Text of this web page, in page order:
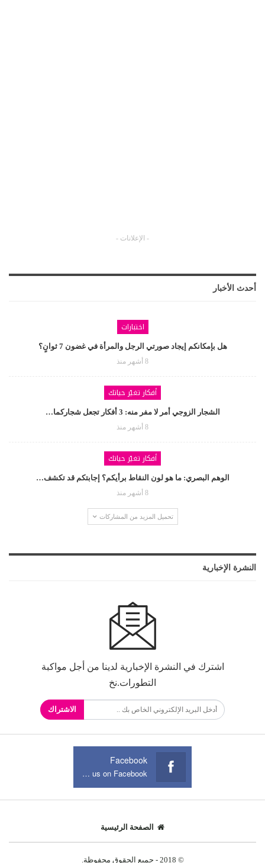
- الإعلانات -
أحدث الأخبار
اختبارات
هل بإمكانكم إيجاد صورتي الرجل والمرأة في غضون 7 ثوانٍ؟
8 أشهر منذ
أفكار تغيّر حياتك
الشجار الزوجي أمر لا مفر منه: 3 أفكار تجعل شجاركما…
8 أشهر منذ
أفكار تغيّر حياتك
الوهم البصري: ما هو لون النقاط برأيكم؟ إجابتكم قد تكشف…
8 أشهر منذ
تحميل المزيد من المشاركات
النشرة الإخبارية
اشترك في النشرة الإخبارية لدينا من أجل مواكبة
التطورات.نخ
الاشتراك
Facebook
Join us on Facebook
الصفحة الرئيسية
© 2018 - جميع الحقوق محفوظة.